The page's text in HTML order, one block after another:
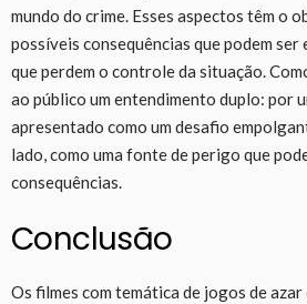
mundo do crime. Esses aspectos têm o
possíveis consequências que podem
que perdem o controle da situação.
ao público um entendimento duplo: por
apresentado como um desafio
lado, como uma fonte de perigo que
consequências.
Conclusão
Os filmes com temática de jogos de